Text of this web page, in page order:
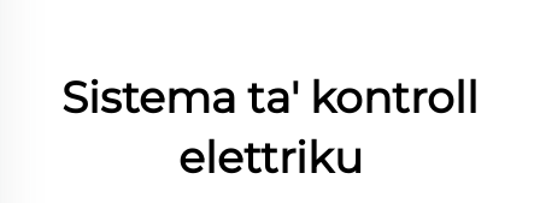
Sistema ta' kontroll
elettriku